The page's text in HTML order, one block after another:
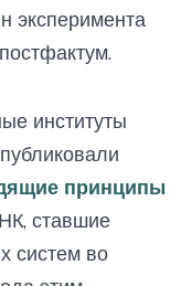
эксперимента
институты
принципы
ставшие
систем во